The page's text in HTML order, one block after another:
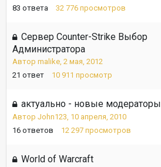
83 ответа 32 776 просмотров
Сервер Counter-Strike Выбор
Администратора
Автор malike, 2 мая, 2012
21 ответ 10 911 просмотр
актуально - новые модераторы
Автор John123, 10 апреля, 2010
16 ответов 12 297 просмотров
World of Warcraft